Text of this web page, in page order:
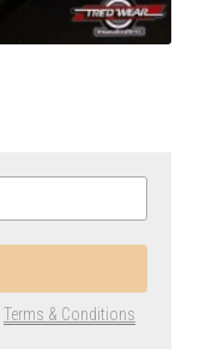
Terms & Conditions